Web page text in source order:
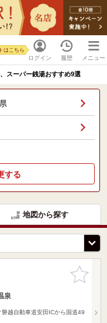
ログイン
はこちら
履歴 メニュー
スーパー銭湯おすすめ9選
する
地図から探す
お気に入
りに追加
泉
越自動車道安田ICから国道49